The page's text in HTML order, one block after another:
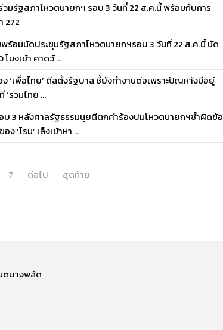
มรัฐสภาโหวตนายกฯ รอบ 3 วันที่ 22 ส.ค.นี้ พร้อมกับการ
272
ร้อมนัดประชุมรัฐสภาโหวตนายกฯรอบ 3 วันที่ 22 ส.ค.นี้ นัด
มงเช้า คาดวั ...
ง ‘เพื่อไทย’ ดีลตั้งรัฐบาล ชี้ยังทำงานต่อเพราะปัญหาังมีอยู่
‘รวมไทย ...
อบ 3 หลังศาลรัฐธรรมนูยตีตกคำร้องปมโหวตนายกฯซ้ำผิดข้อ
โรม’ เล็งเข้าหา ...
7 ต่อไป สุดท้าย
ตบางพลัด